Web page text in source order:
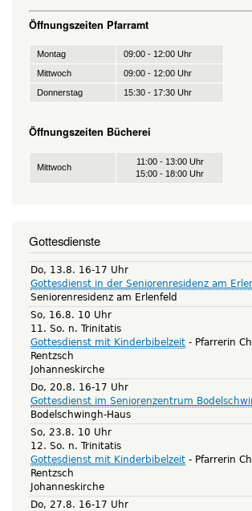
Öffnungszeiten Pfarramt
Montag
09:00 - 12:00 Uhr
Mittwoch
09:00 - 12:00 Uhr
Donnerstag
15:30 - 17:30 Uhr
Öffnungszeiten Bücherei
Mittwoch
11:00 - 13:00 Uhr
15:00 - 18:00 Uhr
Gottesdienste
Do, 13.8. 16-17 Uhr
Gottesdienst in der Seniorenresidenz am
Seniorenresidenz am Erlenfeld
So, 16.8. 10 Uhr
11. So. n. Trinitatis
Gottesdienst mit Kinderbibelzeit
Pfarrerin
Rentzsch
Johanneskirche
Do, 20.8. 16-17 Uhr
Gottesdienst im Seniorenzentrum
Bodelschwingh-Haus
So, 23.8. 10 Uhr
12. So. n. Trinitatis
Gottesdienst mit Kinderbibelzeit
Pfarrerin
Rentzsch
Johanneskirche
Do, 27.8. 16-17 Uhr